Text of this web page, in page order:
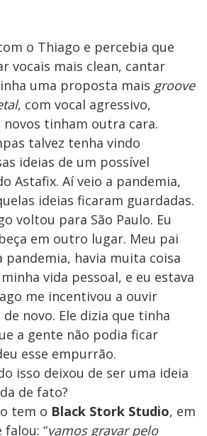
o Thiago e percebia que
vocais mais clean, cantar
uma proposta mais groove
, com vocal agressivo,
novos tinham outra cara.
talvez tenha vindo
ideias de um possível
Astafix. Aí veio a pandemia,
ideias ficaram guardadas.
voltou para São Paulo. Eu
em outro lugar. Meu pai
pandemia, havia muita coisa
vida pessoal, e eu estava
me incentivou a ouvir
novo. Ele dizia que tinha
a gente não podia ficar
esse empurrão.
isso deixou de ser uma ideia
de fato?
tem o Black Stork Studio, em
falou: “vamos gravar pelo